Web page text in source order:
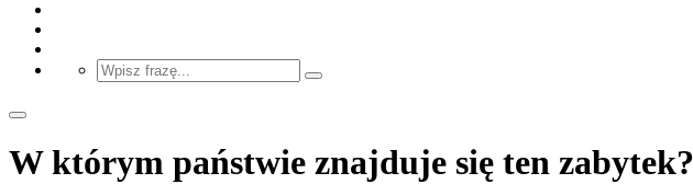
W którym państwie znajduje się ten zabytek?